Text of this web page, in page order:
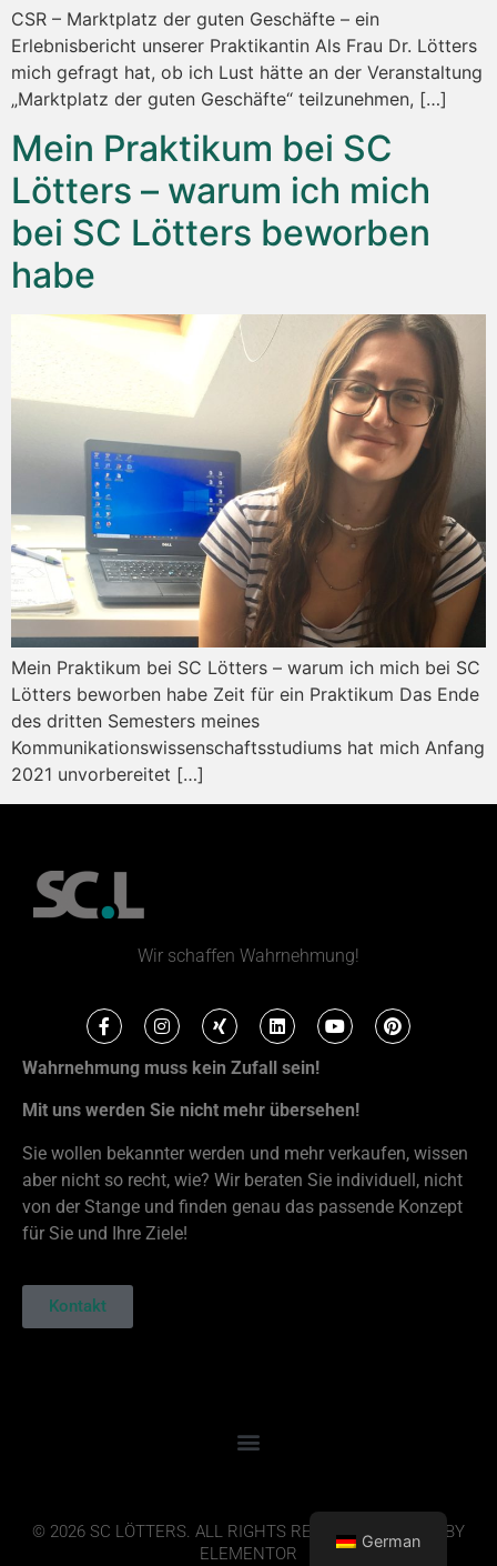
CSR – Marktplatz der guten Geschäfte – ein
Erlebnisbericht unserer Praktikantin Als Frau Dr. Lötters
mich gefragt hat, ob ich Lust hätte an der Veranstaltung
„Marktplatz der guten Geschäfte“ teilzunehmen, […]
Mein Praktikum bei SC
Lötters – warum ich mich
bei SC Lötters beworben
habe
Mein Praktikum bei SC Lötters – warum ich mich bei SC
Lötters beworben habe Zeit für ein Praktikum Das Ende
des dritten Semesters meines
Kommunikationswissenschaftsstudiums hat mich Anfang
2021 unvorbereitet […]
Wir schaffen Wahrnehmung!
Wahrnehmung muss kein Zufall sein!
Mit uns werden Sie nicht mehr übersehen!
Sie wollen bekannter werden und mehr verkaufen, wissen
aber nicht so recht, wie? Wir beraten Sie individuell, nicht
von der Stange und finden genau das passende Konzept
für Sie und Ihre Ziele!
Kontakt
© 2026 SC LÖTTERS. ALL RIGHTS RESERVED. DESIGN BY
ELEMENTOR
German